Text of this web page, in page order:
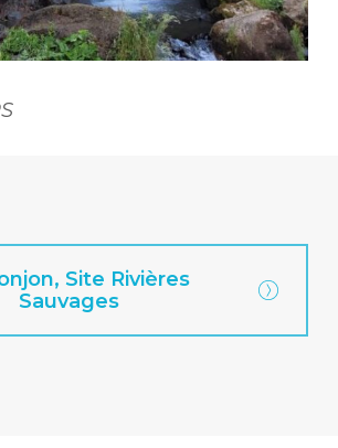
Site Rivières
Sauvages